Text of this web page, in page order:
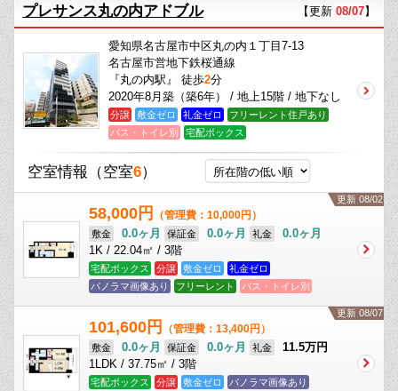
プレサンス丸の内アドブル 【更新 08/07】
愛知県名古屋市中区丸の内１丁目7-13
名古屋市営地下鉄桜通線
『丸の内駅』 徒歩2分
2020年8月築（築6年） / 地上15階 / 地下なし
分譲 敷金ゼロ 礼金ゼロ
フリーレント住戸あり
バス・トイレ別
宅配ボックス
空室情報 （空室6）
更新 08/02
58,000円 （管理費：10,000円）
敷金 0.0ヶ月 保証金 0.0ヶ月 礼金
0.0ヶ月
1K / 22.04㎡ / 3階
宅配ボックス 分譲 敷金ゼロ
礼金ゼロ
パノラマ画像あり
フリーレント バス・トイレ別
更新 08/07
101,600円 （管理費：13,400円）
敷金 0.0ヶ月 保証金 0.0ヶ月 礼金
11.5万円
1LDK / 37.75㎡ / 3階
宅配ボックス 分譲 敷金ゼロ
パノラマ画像あり